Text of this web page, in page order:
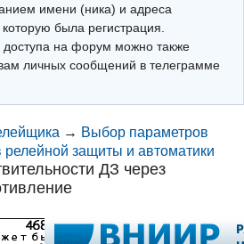
имени (ника) и адреса
была регистрация.
доступа на форум можно также
личных сообщений в телеграмме
→ Выбор параметров
релейной защиты и автоматики
ДЗ через